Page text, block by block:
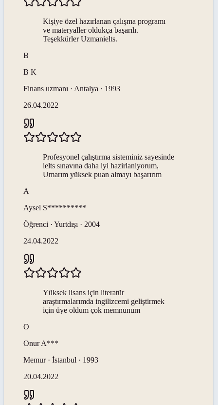
Kişiye özel hazırlanan çalışma programı
ve materyaller oldukça başarılı.
Teşekkürler Uzmanielts.
B
B K
Finans uzmanı · Antalya · 1993
26.04.2022
Profesyonel çalıştırma sisteminiz sayesinde
ielts sınavına daha iyi hazirlaniyorum,
Umarım yüksek puan almayı başarırım
A
Aysel S**********
Öğrenci · Yurtdışı · 2004
24.04.2022
Yüksek lisans için literatür
araştırmalarımda ingilizcemi geliştirmek
için üye oldum çok memnunum
O
Onur A***
Memur · İstanbul · 1993
20.04.2022